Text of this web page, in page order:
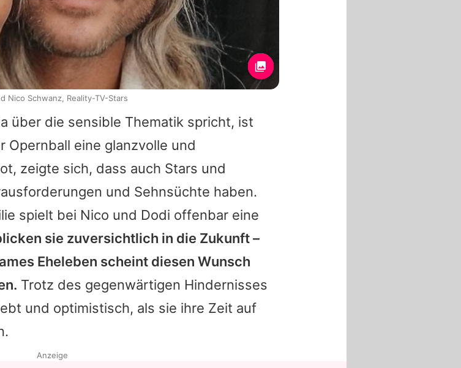
über die sensible Thematik spricht, ist
Opernball eine glanzvolle und
zeigte sich, dass auch Stars und
und Sehnsüchte haben.
spielt bei Nico und Dodi offenbar eine
sie zuversichtlich in die Zukunft –
Eheleben scheint diesen Wunsch
Trotz des gegenwärtigen Hindernisses
und optimistisch, als sie ihre Zeit auf
Nico Schwanz, Reality-TV-Stars
Anzeige